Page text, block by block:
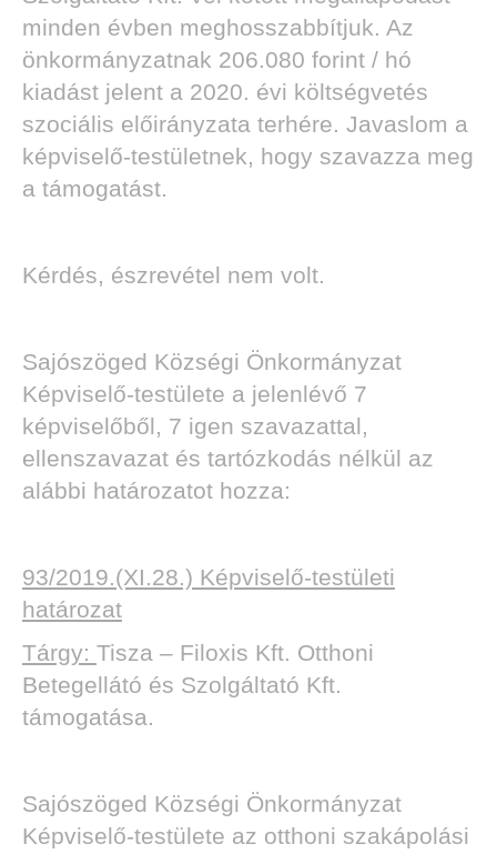
minden évben meghosszabbítjuk. Az
önkormányzatnak 206.080 forint / hó
kiadást jelent a 2020. évi költségvetés
szociális előirányzata terhére. Javaslom a
képviselő-testületnek, hogy szavazza meg
a támogatást.
Kérdés, észrevétel nem volt.
Sajószöged Községi Önkormányzat
Képviselő-testülete a jelenlévő 7
képviselőből, 7 igen szavazattal,
ellenszavazat és tartózkodás nélkül az
alábbi határozatot hozza:
93/2019.(XI.28.) Képviselő-testületi
határozat
Tárgy: Tisza – Filoxis Kft. Otthoni
Betegellátó és Szolgáltató Kft.
támogatása.
Sajószöged Községi Önkormányzat
Képviselő-testülete az otthoni szakápolási